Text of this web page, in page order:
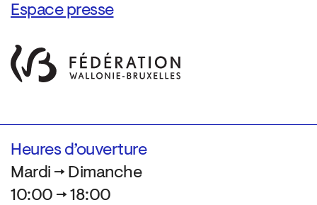
Espace presse
Heures d’ouverture
Mardi → Dimanche
10:00 → 18:00